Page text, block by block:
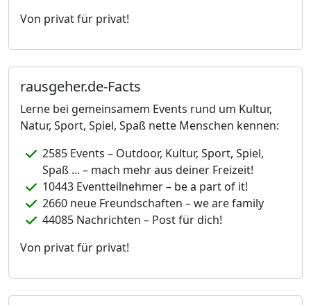
Von privat für privat!
rausgeher.de-Facts
Lerne bei gemeinsamem Events rund um Kultur,
Natur, Sport, Spiel, Spaß nette Menschen kennen:
2585 Events – Outdoor, Kultur, Sport, Spiel,
Spaß ... – mach mehr aus deiner Freizeit!
10443 Eventteilnehmer – be a part of it!
2660 neue Freundschaften – we are family
44085 Nachrichten – Post für dich!
Von privat für privat!